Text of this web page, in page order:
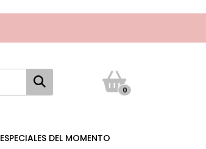
0
ESPECIALES DEL MOMENTO